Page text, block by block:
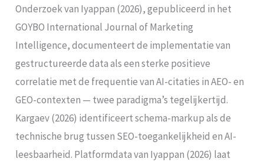
Onderzoek van Iyappan (2026), gepubliceerd in het
GOYBO International Journal of Marketing
Intelligence, documenteert de implementatie van
gestructureerde data als een sterke positieve
correlatie met de frequentie van AI-citaties in AEO- en
GEO-contexten — twee paradigma’s tegelijkertijd.
Kargaev (2026) identificeert schema-markup als de
technische brug tussen SEO-toegankelijkheid en AI-
leesbaarheid. Platformdata van Iyappan (2026) laat